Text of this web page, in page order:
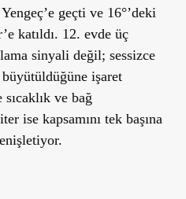
geçti ve 16°’deki
katıldı. 12. evde üç
sinyali değil; sessizce
işaret
ve bağ
ise kapsamını tek başına